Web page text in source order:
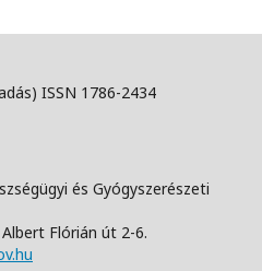
ISSN 1786-2434
és Gyógyszerészeti
Flórián út 2-6.